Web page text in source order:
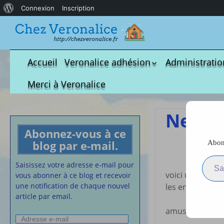
Accueil
Veronalice adhésion
Qui est-elle ?
Adhésion demandes
S.M.I.C et
Affiches
Convention
Lettres Types
Projet
calendrier des
Vaccination
nounou
Merci à Veronalice
Abonnez-vous à ce
blog par e-mail.
Saisissez votre adresse e-mail pour
vous abonner à ce blog et recevoir
une notification de chaque nouvel
article par email.
Adresse
voici une
les enfants,
amusez vous
Saisissez votre adresse
propos
Connexion Inscription